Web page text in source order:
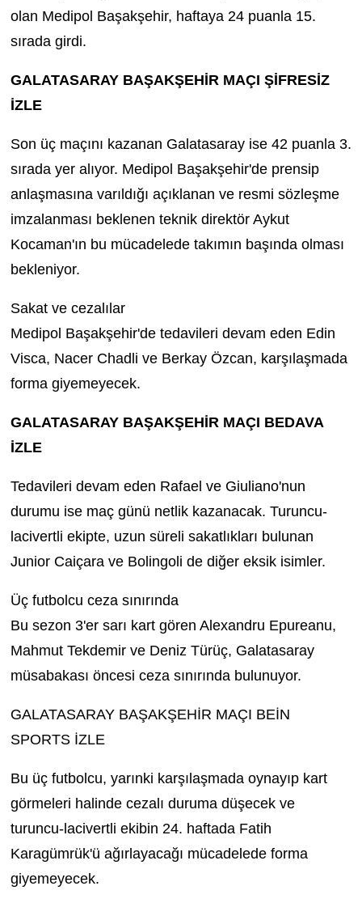
olan Medipol Başakşehir, haftaya 24 puanla 15.
sırada girdi.
GALATASARAY BAŞAKŞEHİR MAÇI ŞİFRESİZ
İZLE
Son üç maçını kazanan Galatasaray ise 42 puanla 3.
sırada yer alıyor. Medipol Başakşehir'de prensip
anlaşmasına varıldığı açıklanan ve resmi sözleşme
imzalanması beklenen teknik direktör Aykut
Kocaman'ın bu mücadelede takımın başında olması
bekleniyor.
Sakat ve cezalılar
Medipol Başakşehir'de tedavileri devam eden Edin
Visca, Nacer Chadli ve Berkay Özcan, karşılaşmada
forma giyemeyecek.
GALATASARAY BAŞAKŞEHİR MAÇI BEDAVA
İZLE
Tedavileri devam eden Rafael ve Giuliano'nun
durumu ise maç günü netlik kazanacak. Turuncu-
lacivertli ekipte, uzun süreli sakatlıkları bulunan
Junior Caiçara ve Bolingoli de diğer eksik isimler.
Üç futbolcu ceza sınırında
Bu sezon 3'er sarı kart gören Alexandru Epureanu,
Mahmut Tekdemir ve Deniz Türüç, Galatasaray
müsabakası öncesi ceza sınırında bulunuyor.
GALATASARAY BAŞAKŞEHİR MAÇI BEİN
SPORTS İZLE
Bu üç futbolcu, yarınki karşılaşmada oynayıp kart
görmeleri halinde cezalı duruma düşecek ve
turuncu-lacivertli ekibin 24. haftada Fatih
Karagümrük'ü ağırlayacağı mücadelede forma
giyemeyecek.